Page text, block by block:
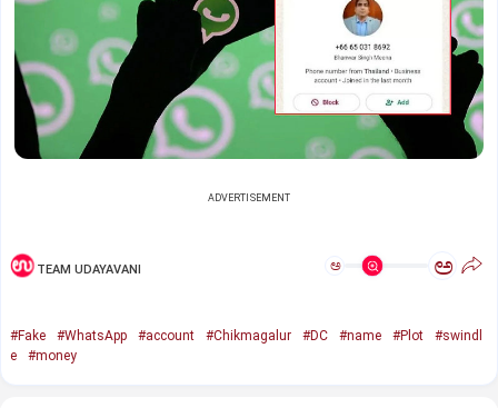
ADVERTISEMENT
TEAM UDAYAVANI ಅ ಅ
#Fake #WhatsApp #account #Chikmagalur #DC #name #Plot
#swindl
e
#money